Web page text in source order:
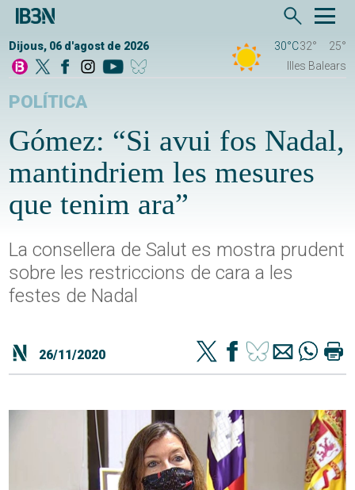
Dijous, 06 d'agost de 2026 30°C32°
25°
Illes Balears
POLÍTICA
Gómez: “Si avui fos Nadal,
mantindriem les mesures
que tenim ara”
La consellera de Salut es mostra prudent
sobre les restriccions de cara a les
festes de Nadal
26/11/2020